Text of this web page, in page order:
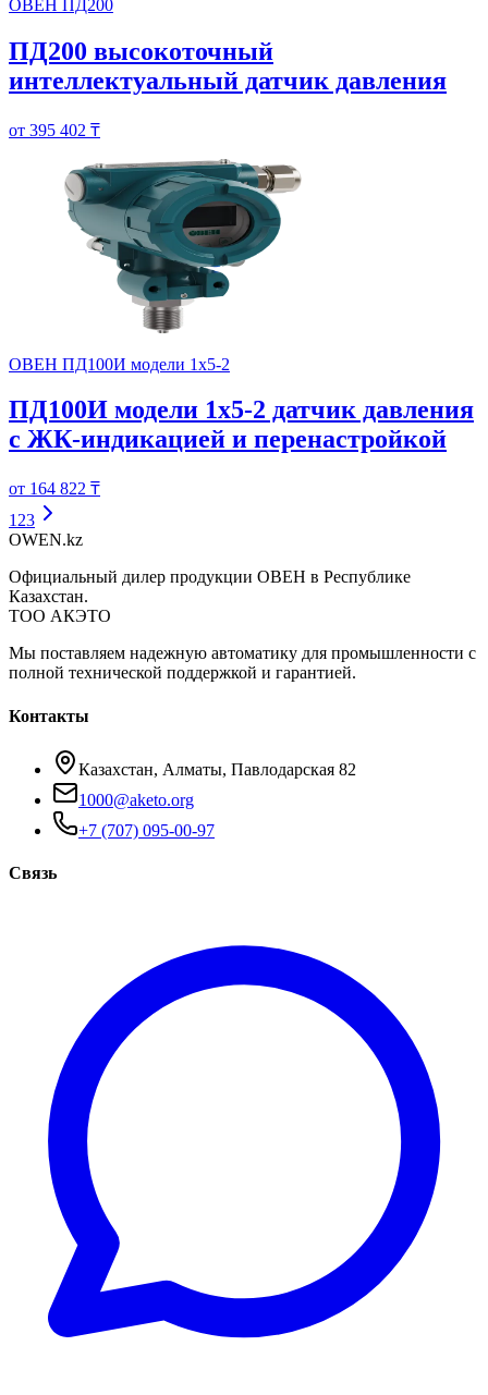
ОВЕН ПД200
ПД200 высокоточный
интеллектуальный датчик давления
от 395 402 ₸
ОВЕН ПД100И модели 1х5-2
ПД100И модели 1х5-2 датчик давления
с ЖК-индикацией и перенастройкой
от 164 822 ₸
1 23
OWEN.kz
Официальный дилер продукции ОВЕН в Республике
Казахстан.
ТОО АКЭТО
Мы поставляем надежную автоматику для промышленности с
полной технической поддержкой и гарантией.
Контакты
Казахстан, Алматы, Павлодарская 82
1000@aketo.org
+7 (707) 095-00-97
Связь